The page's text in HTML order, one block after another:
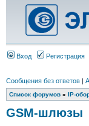
Вход Регистрация
Сообщения без ответов |
Список форумов » IP-
GSM-шлюзы